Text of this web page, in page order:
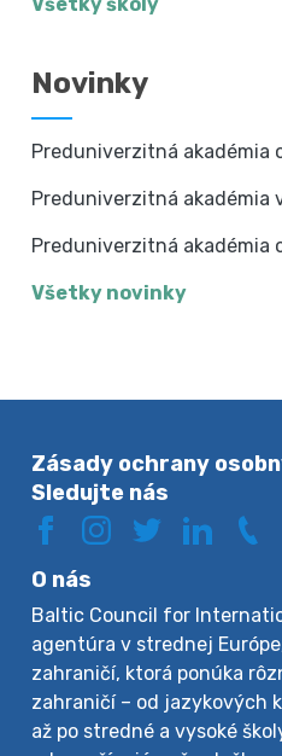
Novinky
Preduniverzitná akadémia
Preduniverzitná akadémia
Preduniverzitná akadémia
Všetky novinky
Zásady ochrany
Sledujte nás
O nás
Baltic Council for
agentúra v strednej
zahraničí, ktorá ponúka
zahraničí – od jazykových
až po stredné a vysoké